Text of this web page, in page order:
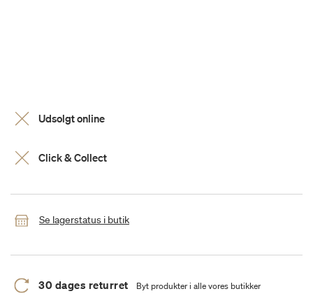
Udsolgt online
Click & Collect
Se lagerstatus i butik
30 dages returret Byt produkter i alle vores butikker